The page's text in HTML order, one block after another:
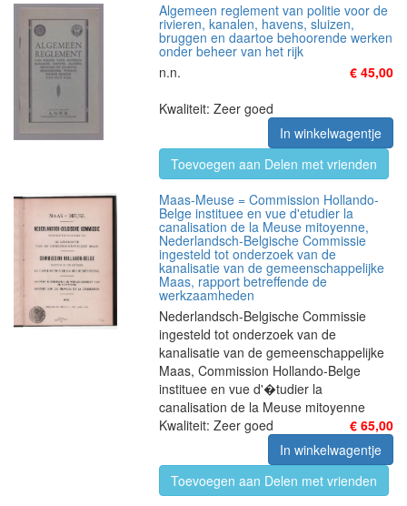
Algemeen reglement van politie voor de
rivieren, kanalen, havens, sluizen,
bruggen en daartoe behoorende werken
onder beheer van het rijk
n.n.
€ 45,00
Kwaliteit: Zeer goed
In winkelwagentje
Toevoegen aan Delen met vrienden
Maas-Meuse = Commission Hollando-
Belge instituee en vue d'etudier la
canalisation de la Meuse mitoyenne,
Nederlandsch-Belgische Commissie
ingesteld tot onderzoek van de
kanalisatie van de gemeenschappelijke
Maas, rapport betreffende de
werkzaamheden
Nederlandsch-Belgische Commissie
ingesteld tot onderzoek van de
kanalisatie van de gemeenschappelijke
Maas, Commission Hollando-Belge
instituee en vue d'�tudier la
canalisation de la Meuse mitoyenne
€ 65,00
Kwaliteit: Zeer goed
In winkelwagentje
Toevoegen aan Delen met vrienden